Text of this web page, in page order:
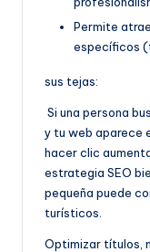
Permite
específicos
sus tejas:
Si una persona
y tu web aparece
hacer clic
estrategia SEO
pequeña puede
turísticos.
Optimizar títulos,